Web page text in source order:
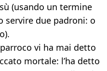
(usando un termine
servire due padroni: o
vi ha mai detto
mortale: l’ha detto